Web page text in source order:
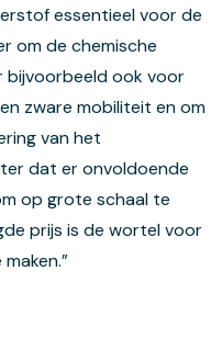
essentieel voor de
om de chemische
bijvoorbeeld ook voor
zware mobiliteit en om
van het
dat er onvoldoende
op grote schaal te
prijs is de wortel voor